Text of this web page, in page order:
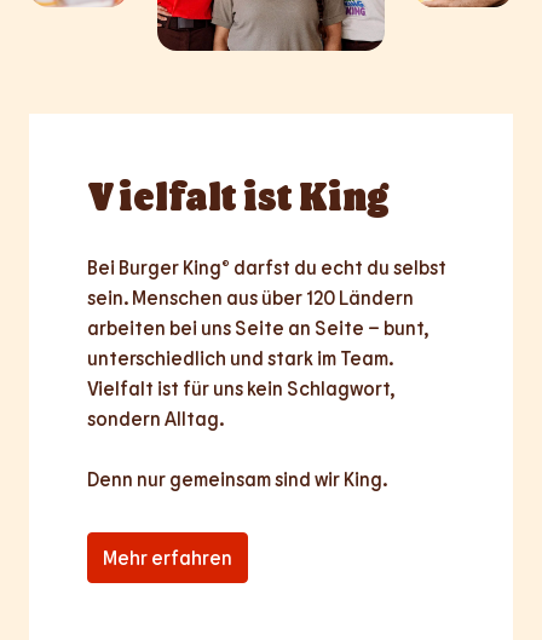
Vielfaltist King
Bei Burger King® darfst du echt du selbst
sein. Menschen aus über 120 Ländern
arbeiten bei uns Seite an Seite – bunt,
unterschiedlich und stark im Team.
Vielfalt ist für uns kein Schlagwort,
sondern Alltag.
Denn nur gemeinsamsind wir King.
Mehr erfahren